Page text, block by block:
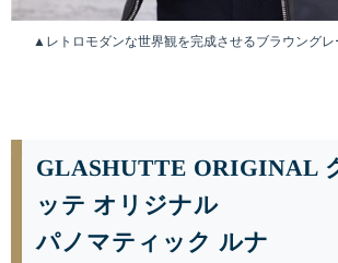
▲レトロモダンな世界観を完成させるブラウング
GLASHUTTE ORIGINAL
ッテ オリジナル
パノマティック ルナ